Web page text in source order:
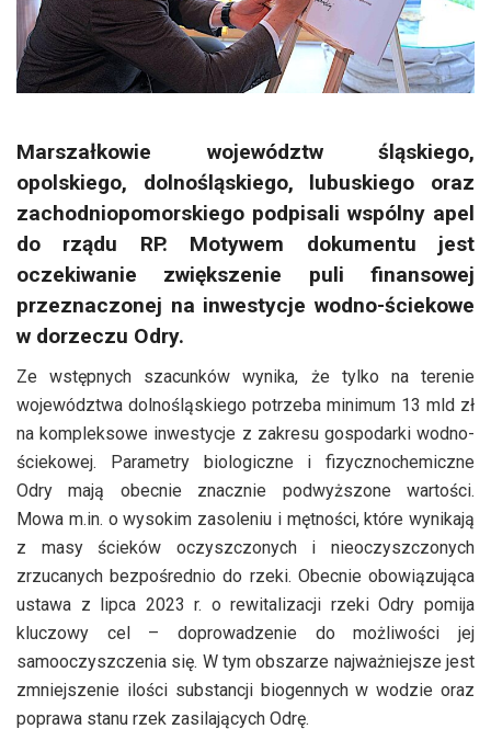
Marszałkowie województw śląskiego,
opolskiego, dolnośląskiego, lubuskiego oraz
zachodniopomorskiego podpisali wspólny apel
do rządu RP. Motywem dokumentu jest
oczekiwanie zwiększenie puli finansowej
przeznaczonej na inwestycje wodno-ściekowe
w dorzeczu Odry.
Ze wstępnych szacunków wynika, że tylko na terenie
województwa dolnośląskiego potrzeba minimum 13 mld zł
na kompleksowe inwestycje z zakresu gospodarki wodno-
ściekowej. Parametry biologiczne i fizycznochemiczne
Odry mają obecnie znacznie podwyższone wartości.
Mowa m.in. o wysokim zasoleniu i mętności, które wynikają
z masy ścieków oczyszczonych i nieoczyszczonych
zrzucanych bezpośrednio do rzeki. Obecnie obowiązująca
ustawa z lipca 2023 r. o rewitalizacji rzeki Odry pomija
kluczowy cel – doprowadzenie do możliwości jej
samooczyszczenia się. W tym obszarze najważniejsze jest
zmniejszenie ilości substancji biogennych w wodzie oraz
poprawa stanu rzek zasilających Odrę.